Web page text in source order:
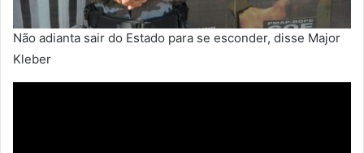
Não adianta sair do Estado para se esconder, disse Major
Kleber